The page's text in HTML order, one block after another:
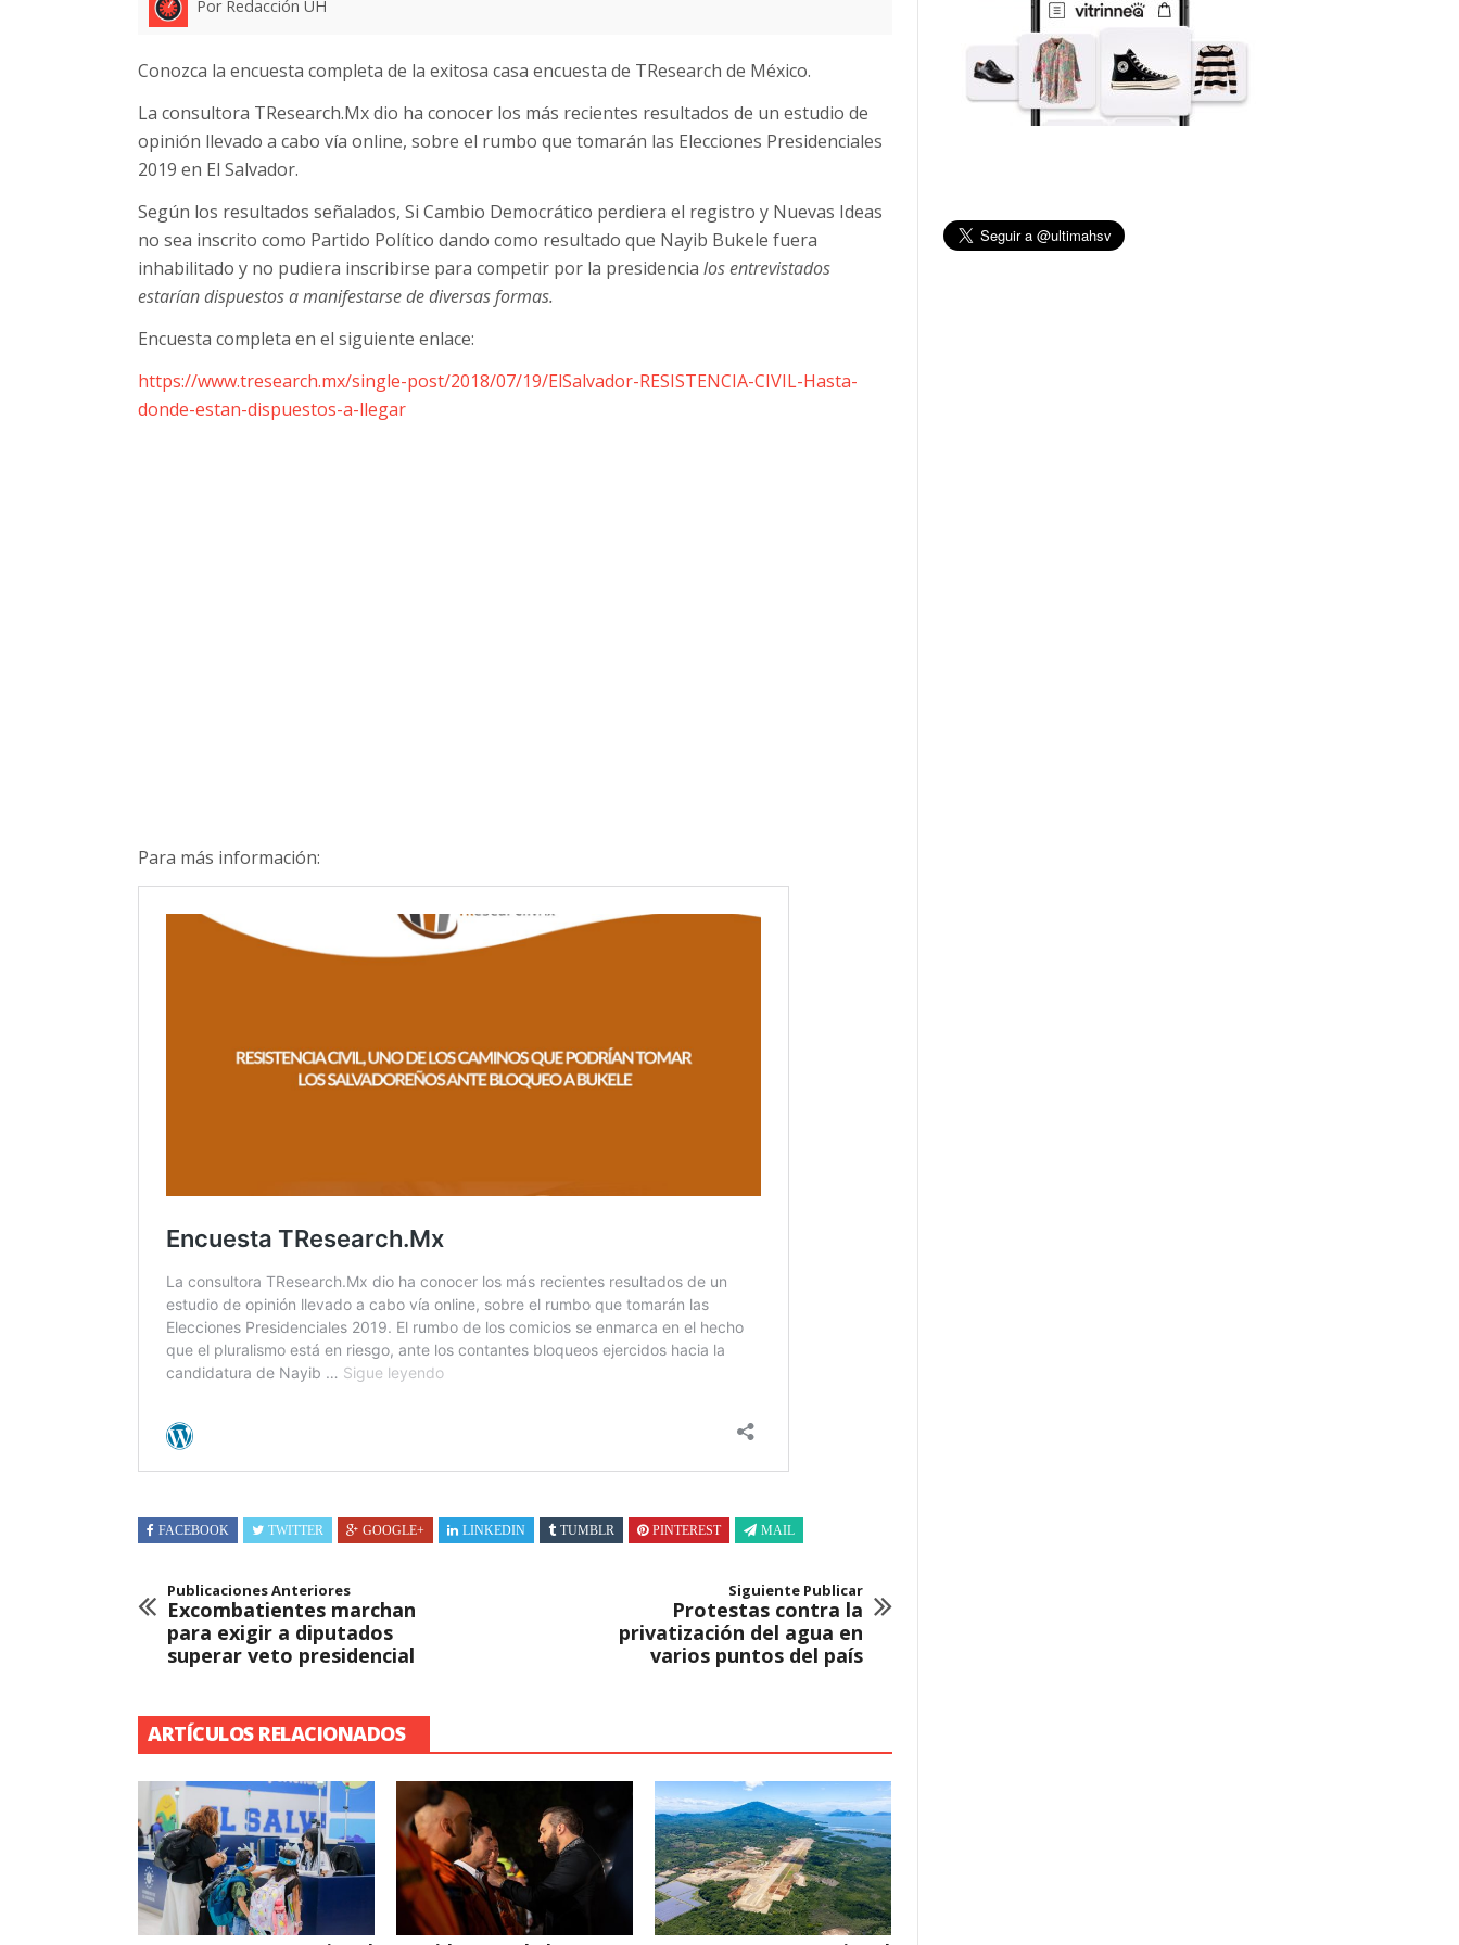
Por Redacción UH
Conozca la encuesta completa de la exitosa casa encuesta de TResearch de México.
La consultora TResearch.Mx dio ha conocer los más recientes resultados de un estudio de
opinión llevado a cabo vía online, sobre el rumbo que tomarán las Elecciones Presidenciales
2019 en El Salvador.
Según los resultados señalados, Si Cambio Democrático perdiera el registro y Nuevas Ideas
no sea inscrito como Partido Político dando como resultado que Nayib Bukele fuera
inhabilitado y no pudiera inscribirse para competir por la presidencia los entrevistados
estarían dispuestos a manifestarse de diversas formas.
Encuesta completa en el siguiente enlace:
https://www.tresearch.mx/single-post/2018/07/19/ElSalvador-RESISTENCIA-CIVIL-Hasta-
donde-estan-dispuestos-a-llegar
Para más información:
FACEBOOK TWITTER GOOGLE+ LINKEDIN TUMBLR PINTEREST MAIL
Publicaciones Anteriores
Excombatientes marchan
para exigir a diputados
superar veto presidencial
Siguiente Publicar
Protestas contra la
privatización del agua en
varios puntos del país
ARTÍCULOS RELACIONADOS